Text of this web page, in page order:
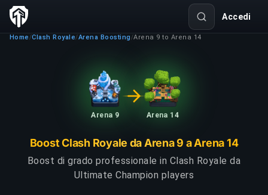
Accedi
Home /Clash Royale/Arena Boosting /Arena 9 to Arena 14
Arena 9 Arena 14
Boost Clash Royale da Arena 9 a Arena 14
Boost di grado professionale in Clash Royale da
Ultimate Champion players